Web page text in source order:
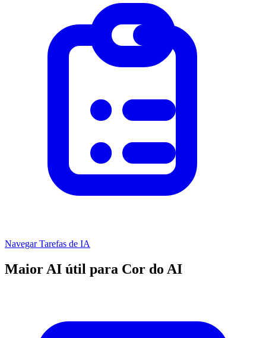
Navegar Tarefas de IA
Maior AI útil para Cor do AI